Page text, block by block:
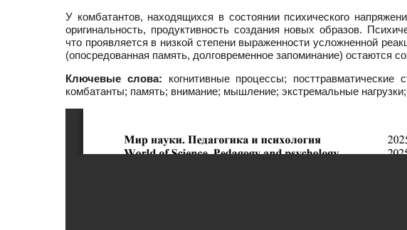
У комбатантов, находящихся в состоянии психического
оригинальность, продуктивность создания новых образов.
что проявляется в низкой степени выраженности усложненной
(опосредованная память, долговременное запоминание) остаются
Ключевые слова: когнитивные процессы; посттравматические
комбатанты; память; внимание; мышление; экстремальные